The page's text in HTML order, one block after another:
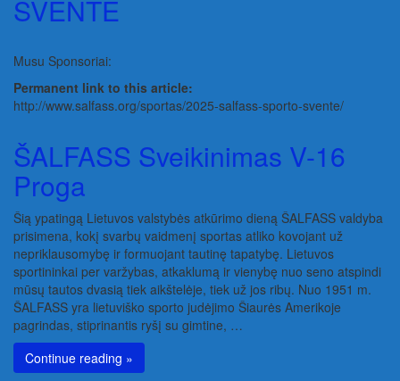
SVENTE
Musu Sponsoriai:
Permanent link to this article:
http://www.salfass.org/sportas/2025-salfass-sporto-svente/
ŠALFASS Sveikinimas V-16
Proga
Šią ypatingą Lietuvos valstybės atkūrimo dieną ŠALFASS valdyba
prisimena, kokį svarbų vaidmenį sportas atliko kovojant už
nepriklausomybę ir formuojant tautinę tapatybę. Lietuvos
sportininkai per varžybas, atkaklumą ir vienybę nuo seno atspindi
mūsų tautos dvasią tiek aikštelėje, tiek už jos ribų. Nuo 1951 m.
ŠALFASS yra lietuviško sporto judėjimo Šiaurės Amerikoje
pagrindas, stiprinantis ryšį su gimtine, …
Continue reading »